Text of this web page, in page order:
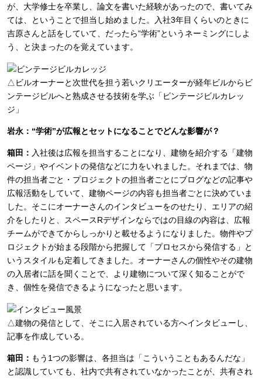
が、大学修士を卒業し、論文を書いた経験があったので、書いてみ
ては、ということで担当し始めました。入社3年目くらいのときに
吉原さんと話をしていて、だったら“学術”というネーミングにしよ
う、と決まったのを覚えています。
△ビルオーナーと次世代を担う若いクリエーターが経年ビルからビ
ンテージビルへと熟成させる技術を学ぶ「ビンテージビルカレッ
ジ」
岩永：“学術”が広報とセットになることでどんな影響が？
箱田： 入社後は広報を担当することになり、建物を紹介する「建物
ページ」やイベントの発信などに力をいれました。それまでは、物
件の担当者ごと・プロジェクトの担当者ごとにブログなどの記事や
広報活動をしていて、建物ページの内容も担当者ごとに決めていま
した。そこにオーナーさんのインタビューをのせたり、エリアの紹
介をしたりと、スペースRデザインならではの目線の内容は、広報
チームができてからしっかりと載せるようになりました。物件やプ
ロジェクトが始まる段階から把握して「プロセスから発信する」と
いうスタイルも定着してきました。オーナーさんの個性やその建物
の入居者に話を聞くことで、より建物について深く知ることがで
き、個性を発信できるようになったと思います。
△建物の発信として、そこに入居されている方へインタビューし、
記事を作成している。
箱田： もう1つの影響は、各担当は「こういうこともあるんだな」
と認識していても、社内で共有されていなかったことが、共有され